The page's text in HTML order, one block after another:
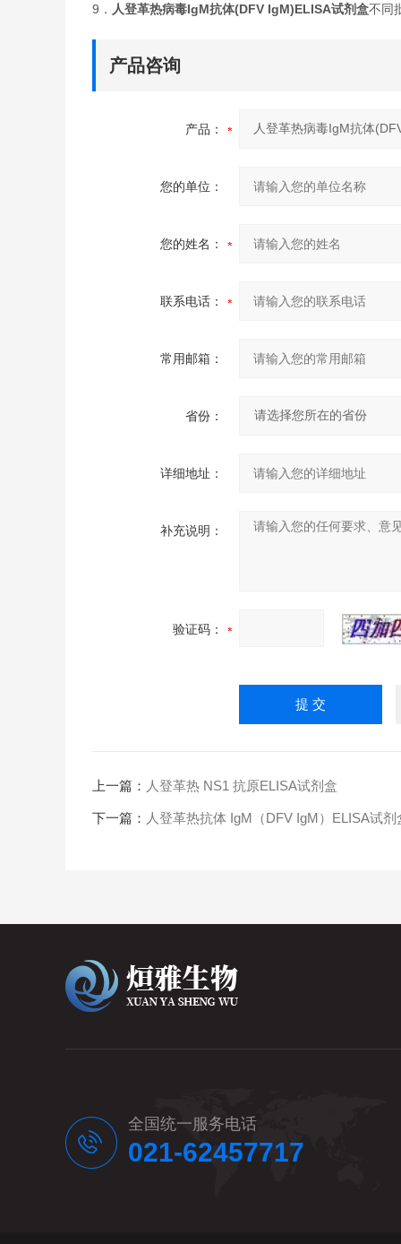
9． 人登革热病毒IgM抗体(DFV IgM)ELISA试剂盒不同
产品咨询
产品：
您的单位：
您的姓名：
联系电话：
常用邮箱：
省份：
详细地址：
补充说明：
验证码：
上一篇： 人登革热 NS1 抗原ELISA试剂盒
下一篇： 人登革热抗体 IgM（DFV IgM）ELISA试剂
全国统一服务电话
021-62457717